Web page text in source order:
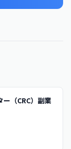
（CRC）副業